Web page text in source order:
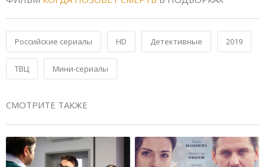
Российские сериалы HD Детективные 2019
ТВЦ Мини-сериалы
СМОТРИТЕ ТАКЖЕ